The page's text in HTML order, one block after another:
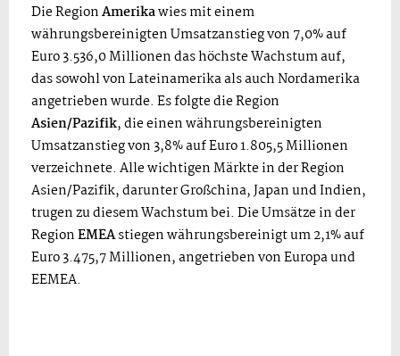
Die RegionAmerikawies mit einem
währungsbereinigten Umsatzanstieg von 7,0% auf
Euro 3.536,0 Millionen das höchste Wachstum auf,
das sowohl von Lateinamerika als auch Nordamerika
angetrieben wurde. Es folgte die Region
Asien/Pazifik, die einen währungsbereinigten
Umsatzanstieg von 3,8% auf Euro 1.805,5 Millionen
verzeichnete. Alle wichtigen Märkte in der Region
Asien/Pazifik, darunter Großchina, Japan und Indien,
trugen zu diesem Wachstum bei. Die Umsätze in der
RegionEMEAstiegen währungsbereinigt um 2,1% auf
Euro 3.475,7 Millionen, angetrieben von Europa und
EEMEA.